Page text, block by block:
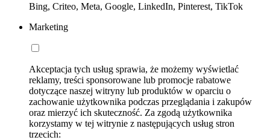
Bing, Criteo, Meta, Google, LinkedIn, Pinterest, TikTok
Marketing
Akceptacja tych usług sprawia, że możemy wyświetlać
reklamy, treści sponsorowane lub promocje rabatowe
dotyczące naszej witryny lub produktów w oparciu o
zachowanie użytkownika podczas przeglądania i zakupów
oraz mierzyć ich skuteczność. Za zgodą użytkownika
korzystamy w tej witrynie z następujących usług stron
trzecich: